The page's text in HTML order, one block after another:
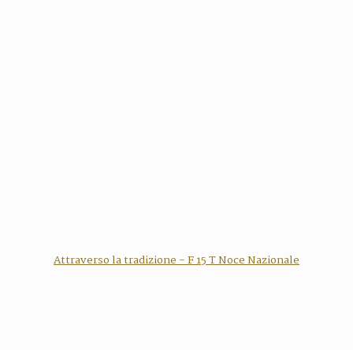
Attraverso la tradizione - F 15 T Noce Nazionale